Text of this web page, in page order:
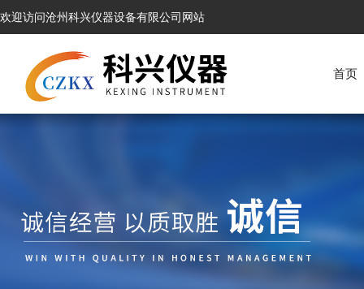
欢迎访问沧州科兴仪器设备有限公司网站
首页